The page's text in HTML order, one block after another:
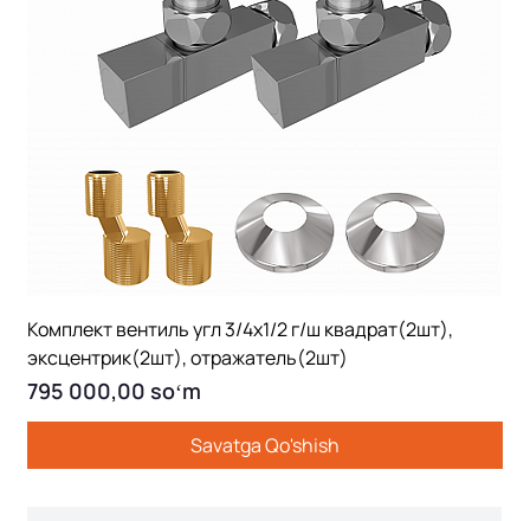
Комплект вентиль угл 3/4х1/2 г/ш квадрат(2шт),
эксцентрик(2шт), отражатель(2шт)
Price
795 000,00 soʻm
Savatga Qo'shish